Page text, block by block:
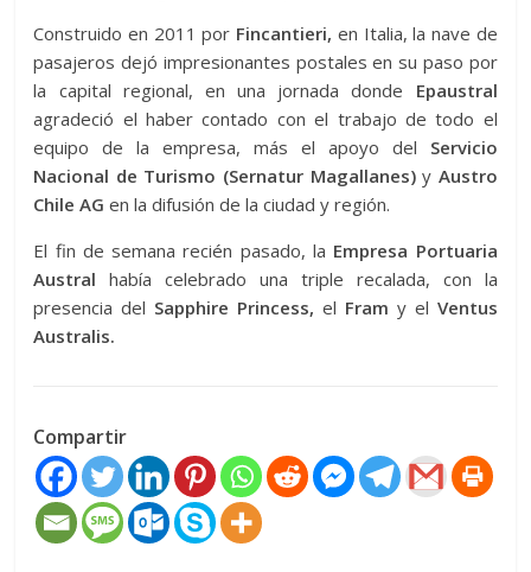
Construido en 2011 por Fincantieri, en Italia, la nave de
pasajeros dejó impresionantes postales en su paso por
la capital regional, en una jornada donde Epaustral
agradeció el haber contado con el trabajo de todo el
equipo de la empresa, más el apoyo del Servicio
Nacional de Turismo (Sernatur Magallanes)y Austro
Chile AG en la difusión de la ciudad y región.
El fin de semana recién pasado, la Empresa Portuaria
Austral había celebrado una triple recalada, con la
presencia del Sapphire Princess, el Fram y el Ventus
Australis.
Compartir